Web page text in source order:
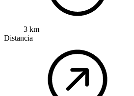
3 km
Distancia